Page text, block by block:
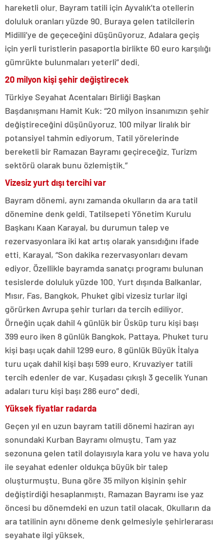
hareketli olur. Bayram tatili için Ayvalık’ta otellerin
doluluk oranları yüzde 90. Buraya gelen tatilcilerin
Midilli’ye de geçeceğini düşünüyoruz. Adalara geçiş
için yerli turistlerin pasaportla birlikte 60 euro karşılığı
gümrükte bulunmaları yeterli” dedi.
20 milyon kişi şehir değiştirecek
Türkiye Seyahat Acentaları Birliği Başkan
Başdanışmanı Hamit Kuk: “20 milyon insanımızın şehir
değiştireceğini düşünüyoruz. 100 milyar liralık bir
potansiyel tahmin ediyorum. Tatil yörelerinde
bereketli bir Ramazan Bayramı geçireceğiz. Turizm
sektörü olarak bunu özlemiştik.”
Vizesiz yurt dışı tercihi var
Bayram dönemi, aynı zamanda okulların da ara tatil
dönemine denk geldi. Tatilsepeti Yönetim Kurulu
Başkanı Kaan Karayal, bu durumun talep ve
rezervasyonlara iki kat artış olarak yansıdığını ifade
etti. Karayal, “Son dakika rezervasyonları devam
ediyor. Özellikle bayramda sanatçı programı bulunan
tesislerde doluluk yüzde 100. Yurt dışında Balkanlar,
Mısır, Fas, Bangkok, Phuket gibi vizesiz turlar ilgi
görürken Avrupa şehir turları da tercih ediliyor.
Örneğin uçak dahil 4 günlük bir Üsküp turu kişi başı
399 euro iken 8 günlük Bangkok, Pattaya, Phuket turu
kişi başı uçak dahil 1299 euro, 8 günlük Büyük İtalya
turu uçak dahil kişi başı 599 euro. Kruvaziyer tatili
tercih edenler de var. Kuşadası çıkışlı 3 gecelik Yunan
adaları turu kişi başı 286 euro” dedi.
Yüksek fiyatlar radarda
Geçen yıl en uzun bayram tatili dönemi haziran ayı
sonundaki Kurban Bayramı olmuştu. Tam yaz
sezonuna gelen tatil dolayısıyla kara yolu ve hava yolu
ile seyahat edenler oldukça büyük bir talep
oluşturmuştu. Buna göre 35 milyon kişinin şehir
değiştirdiği hesaplanmıştı. Ramazan Bayramı ise yaz
öncesi bu dönemdeki en uzun tatil olacak. Okulların da
ara tatilinin aynı döneme denk gelmesiyle şehirlerarası
seyahate ilgi yüksek.